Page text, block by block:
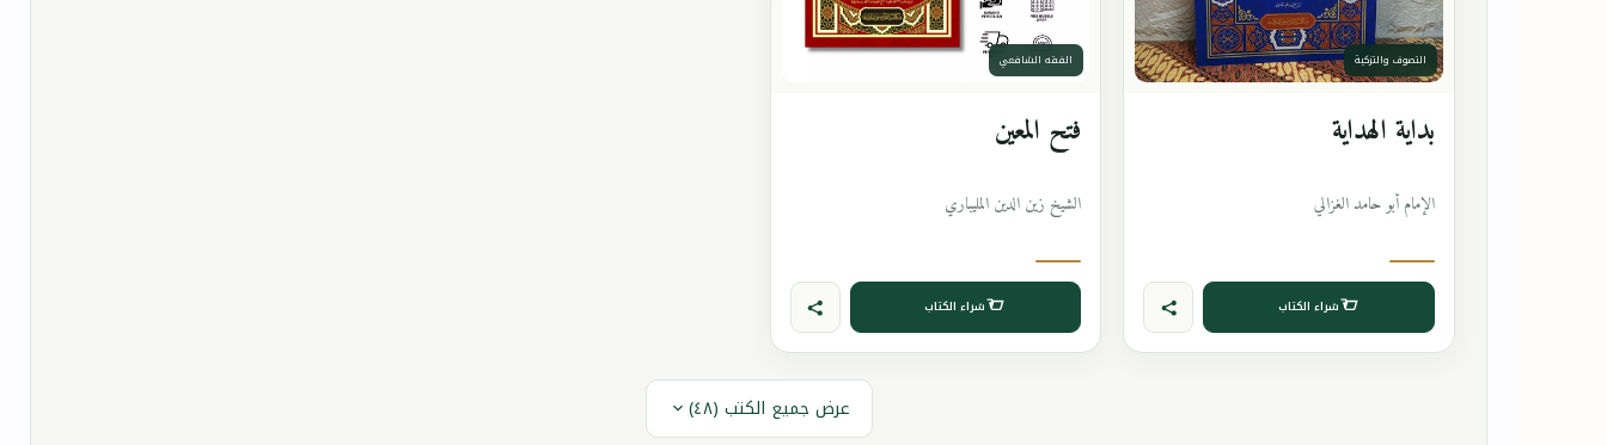
التصوف والتزكية
بداية الهداية
الإمام أبو حامد الغزالي
شراء الكتاب
الفقه الشافعي
فتح المعين
الشيخ زين الدين المليباري
شراء الكتاب
عرض جميع الكتب (٤٨)